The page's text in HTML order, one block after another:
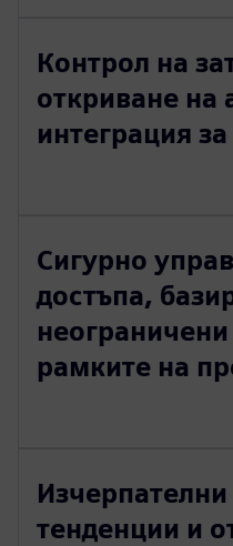
Контрол на
откриване на
интеграция
Сигурно
достъпа,
рамките на
тенденции и